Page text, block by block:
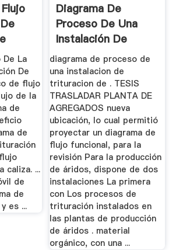
De La
De
de flujo
de la
de
de
caliza. ...
de
de
es ...
Diagrama De
Proceso De Una
Instalación De
Trituración De ...
diagrama de proceso de
una instalacion de
trituracion de . TESIS
TRASLADAR PLANTA DE
AGREGADOS nueva
ubicación, lo cual permitió
proyectar un diagrama de
flujo funcional, para la
revisión Para la producción
de áridos, dispone de dos
instalaciones La primera
con Los procesos de
trituración instalados en
las plantas de producción
de áridos . material
orgánico, con una ...